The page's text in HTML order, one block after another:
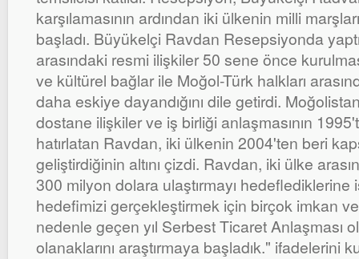
karşılamasının ardından iki ülkenin milli
başladı. Büyükelçi Ravdan Resepsiyonda
arasındaki resmi ilişkiler 50 sene önce
ve kültürel bağlar ile Moğol-Türk halkları
daha eskiye dayandığını dile getirdi.
dostane ilişkiler ve iş birliği anlaşmasının
hatırlatan Ravdan, iki ülkenin 2004'ten beri
geliştirdiğinin altını çizdi. Ravdan, iki ülke
300 milyon dolara ulaştırmayı
hedefimizi gerçekleştirmek için birçok imkan ve
nedenle geçen yıl Serbest Ticaret Anlaşması
olanaklarını araştırmaya başladık." ifadelerini